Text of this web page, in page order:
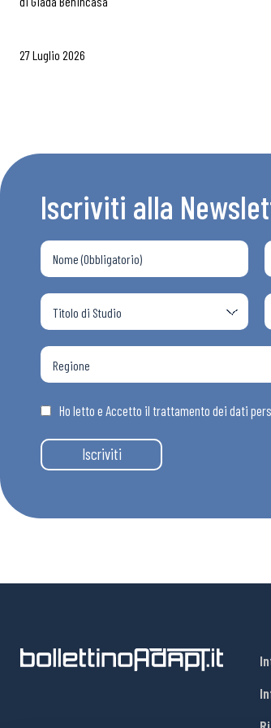
27 Luglio 2026
Iscriviti alla
Ho letto e Accetto il trattamento dei dati
Iscriviti